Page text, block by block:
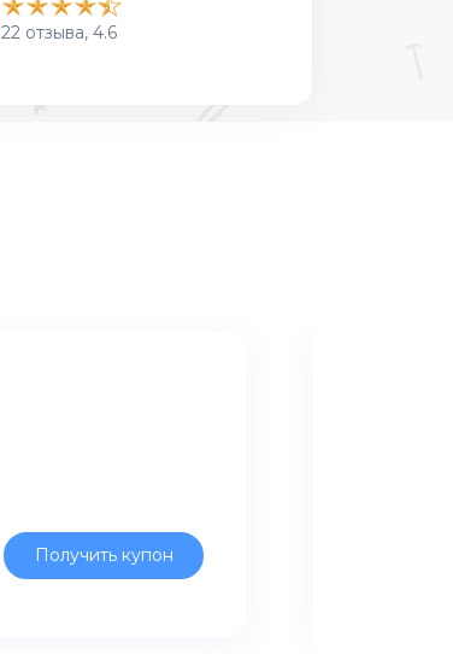
22 отзыва, 4.6
Получить купон